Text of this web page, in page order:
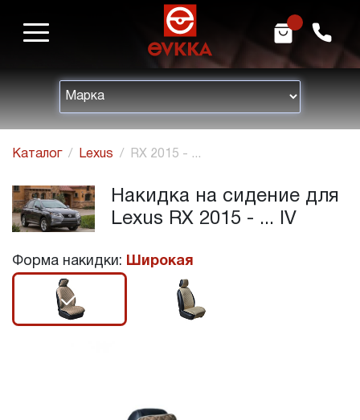
h m
Каталог Lexus RX 2015 - ...
Накидка на сидение для
Lexus RX 2015 - ... IV
Форма накидки: Широкая
r